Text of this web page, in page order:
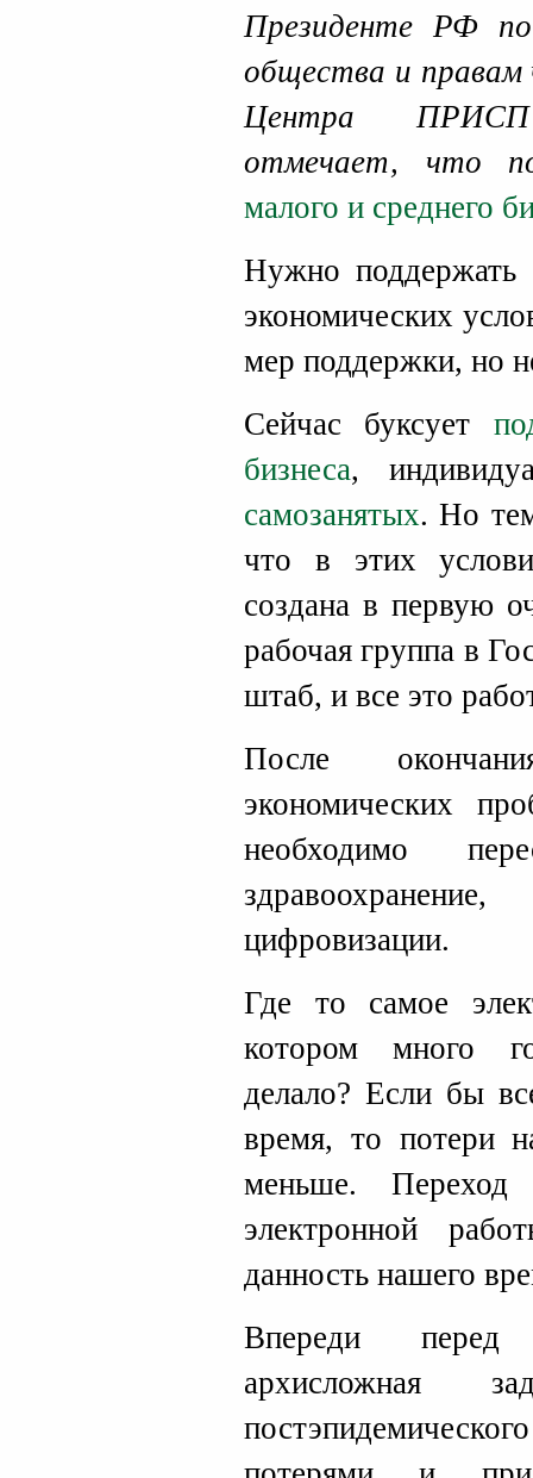
Президенте РФ
общества и правам
Центра
отмечает, что
малого и среднего
Нужно
экономических
мер поддержки, но
Сейчас буксует
бизнеса,
самозанятых. Но
что в этих
создана в первую
рабочая группа в
штаб, и все это
После
экономических
необходимо
цифровизации.
Где то самое
котором много
делало? Если бы
время, то потери
меньше.
электронной
данность нашего
Впереди перед